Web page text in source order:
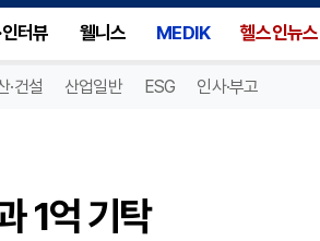
터뷰 웰니스 MEDIK 헬스인뉴스
·건설 산업일반 ESG 인사·부고
1억 기탁